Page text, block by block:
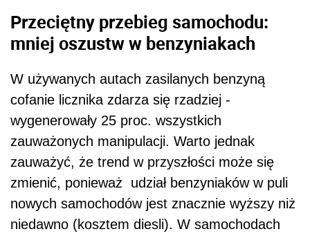
Przeciętny przebieg samochodu:
mniej oszustw w benzyniakach
W używanych autach zasilanych benzyną
cofanie licznika zdarza się rzadziej -
wygenerowały 25 proc. wszystkich
zauważonych manipulacji. Warto jednak
zauważyć, że trend w przyszłości może się
zmienić, ponieważ udział benzyniaków w puli
nowych samochodów jest znacznie wyższy niż
niedawno (kosztem diesli). W samochodach